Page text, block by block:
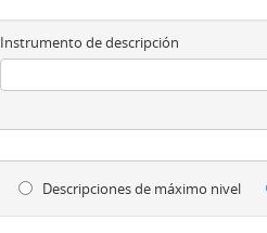
Instrumento de descripción
Descripciones de máximo nivel